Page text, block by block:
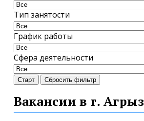
Тип занятости
График работы
Сфера деятельности
Старт Сбросить фильтр
Вакансии в г. Агрыз